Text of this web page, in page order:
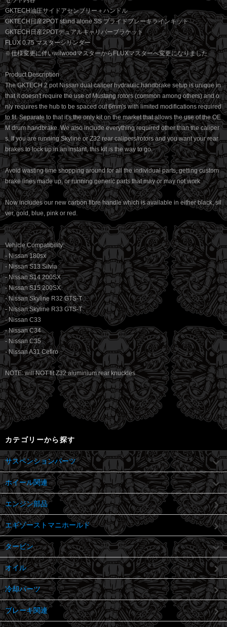
GKTECH油圧サイドアセンブリー＋ハンドル
GKTECH日産2POT stand alone SS ブライドブレーキラインキット
GKTECH日産2POTデュアルキャリパーブラケット
FLUX 0.75 マスターシリンダー
※仕様変更に伴いwilwoodマスターからFLUXマスターへ変更になりました
Product Description
The GKTECH 2 pot Nissan dual caliper hydraulic handbrake setup is unique in
that it doesn't require the use of Mustang rotors (common among others) and o
nly requires the hub to be spaced out 6mm's with limited modifications required
to fit. Separate to that it's the only kit on the market that allows the use of the OE
M drum handbrake. We also include everything required other than the caliper
s. If you are running Skyline or Z32 rear calipers/rotors and you want your rear
brakes to lock up in an instant, this kit is the way to go.
Avoid wasting time shopping around for all the individual parts, getting custom
brake lines made up, or running generic parts that may or may not work.
Now includes our new carbon fibre handle which is available in either black, sil
ver, gold, blue, pink or red.
Vehicle Compatibility:
- Nissan 180sx
- Nissan S13 Silvia
- Nissan S14 200SX
- Nissan S15 200SX
- Nissan Skyline R32 GTS-T
- Nissan Skyline R33 GTS-T
- Nissan C33
- Nissan C34
- Nissan C35
- Nissan A31 Cefiro
NOTE: will NOT fit Z32 aluminium rear knuckles
カテゴリーから探す
サスペンションパーツ
ホイール関連
エンジン部品
エギゾーストマニホールド
タービン
オイル
冷却パーツ
ブレーキ関連